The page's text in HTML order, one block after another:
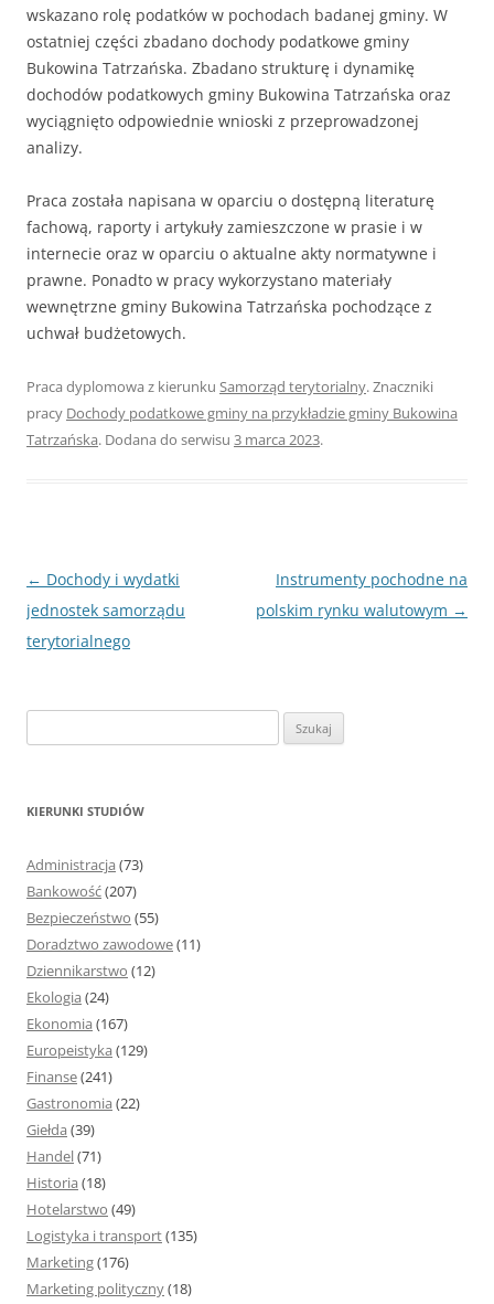
wskazano rolę podatków w pochodach badanej gminy. W
ostatniej części zbadano dochody podatkowe gminy
Bukowina Tatrzańska. Zbadano strukturę i dynamikę
dochodów podatkowych gminy Bukowina Tatrzańska oraz
wyciągnięto odpowiednie wnioski z przeprowadzonej
analizy.
Praca została napisana w oparciu o dostępną literaturę
fachową, raporty i artykuły zamieszczone w prasie i w
internecie oraz w oparciu o aktualne akty normatywne i
prawne. Ponadto w pracy wykorzystano materiały
wewnętrzne gminy Bukowina Tatrzańska pochodzące z
uchwał budżetowych.
Praca dyplomowa z kierunku Samorząd terytorialny. Znaczniki
pracy Dochody podatkowe gminy na przykładzie gminy Bukowina
Tatrzańska. Dodana do serwisu 3 marca 2023.
Nawigacja
wpisu
← Dochody i wydatki
jednostek samorządu
terytorialnego
Instrumenty pochodne na
polskim rynku walutowym →
z
KIERUNKI STUDIÓW
Administracja (73)
Bankowość(207)
Bezpieczeństwo (55)
Doradztwo zawodowe(11)
Dziennikarstwo (12)
Ekologia (24)
Ekonomia (167)
Europeistyka (129)
Finanse(241)
Gastronomia (22)
Giełda (39)
Handel(71)
Historia (18)
Hotelarstwo (49)
Logistyka i transport(135)
Marketing(176)
Marketing polityczny(18)